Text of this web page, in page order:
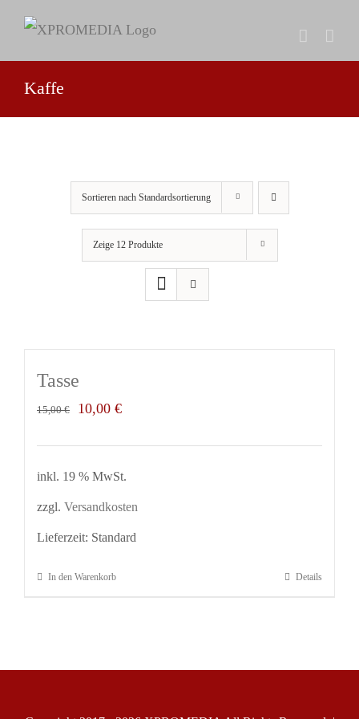
Zum
Kaffe
Sortieren nach Standardsortierung
Zeige 12 Produkte
Tasse
15,00€
Ursprünglicher
10,00 €Aktueller
inkl. 19 % MwSt.
zzgl. Versandkosten
Lieferzeit: Standard
In den Warenkorb Details